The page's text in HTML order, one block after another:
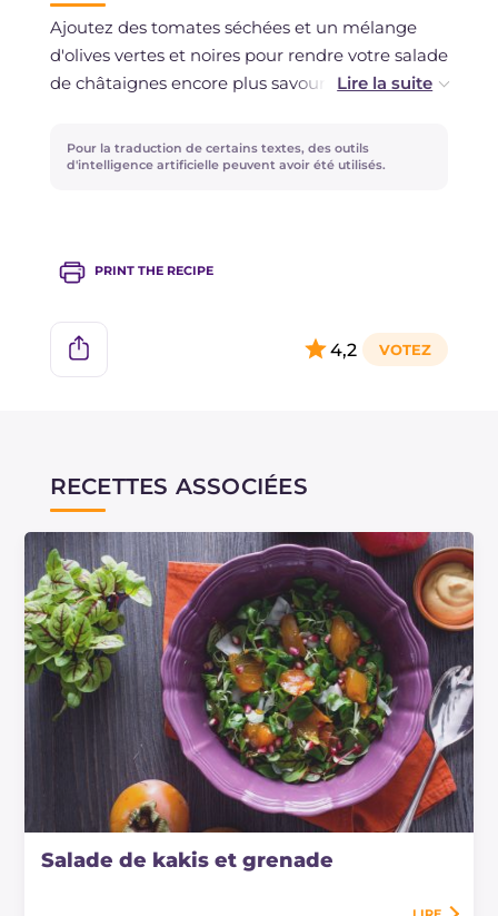
la sauce à l'avance et la conserver au
réfrigérateur avant utilisation.
Ajoutez des tomates séchées et un mélange
d'olives vertes et noires pour rendre votre salade
de châtaignes encore plus savoureuse ou des
utiliser du gorgonzola ! Au lieu de la moutarde,
préparez une sauce au yaourt grec avec du
Pour la traduction de certains textes, des outils
d'intelligence artificielle peuvent avoir été utilisés.
PRINT THE RECIPE
4,2
RECETTES ASSOCIÉES
Salade de kakis et grenade